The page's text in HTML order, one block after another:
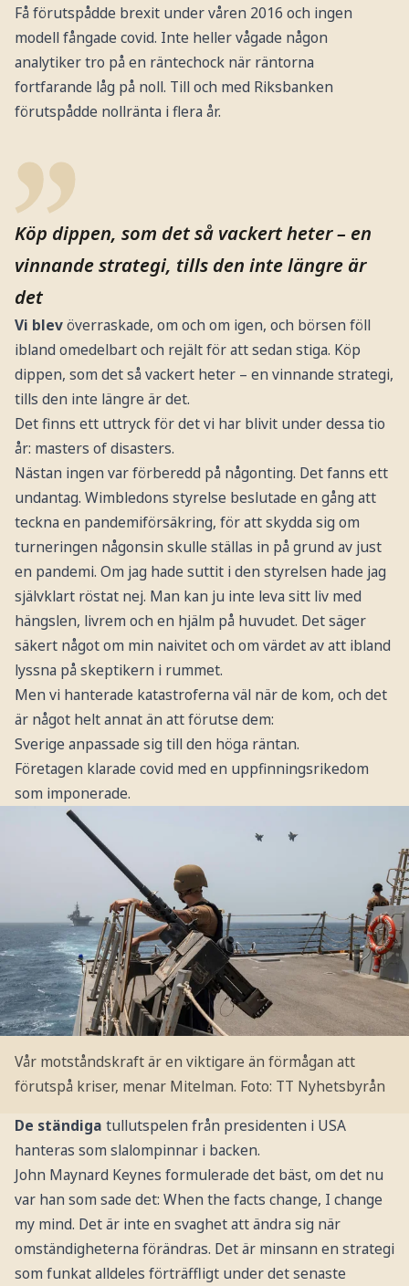
Få förutspådde brexit under våren 2016 och ingen
modell fångade covid. Inte heller vågade någon
analytiker tro på en räntechock när räntorna
fortfarande låg på noll. Till och med Riksbanken
förutspådde nollränta i flera år.
Köp dippen, som det så vackert heter – en
vinnande strategi, tills den inte längre är
det
Vi blevöverraskade, om och om igen, och börsen föll
ibland omedelbart och rejält för att sedan stiga. Köp
dippen, som det så vackert heter – en vinnande strategi,
tills den inte längre är det.
Det finns ett uttryck för det vi har blivit under dessa tio
år: masters of disasters.
Nästan ingen var förberedd på någonting. Det fanns ett
undantag. Wimbledons styrelse beslutade en gång att
teckna en pandemiförsäkring, för att skydda sig om
turneringen någonsin skulle ställas in på grund av just
en pandemi. Om jag hade suttit i den styrelsen hade jag
självklart röstat nej. Man kan ju inte leva sitt liv med
hängslen, livrem och en hjälm på huvudet. Det säger
säkert något om min naivitet och om värdet av att ibland
lyssna på skeptikern i rummet.
Men vi hanterade katastroferna väl när de kom, och det
är något helt annat än att förutse dem:
Sverige anpassade sig till den höga räntan.
Företagen klarade covid med en uppfinningsrikedom
som imponerade.
Vår motståndskraft är en viktigare än förmågan att
förutspå kriser, menar Mitelman. Foto: TT Nyhetsbyrån
De ständiga tullutspelen från presidenten i USA
hanteras som slalompinnar i backen.
John Maynard Keynes formulerade det bäst, om det nu
var han som sade det: When the facts change, I change
my mind. Det är inte en svaghet att ändra sig när
omständigheterna förändras. Det är minsann en strategi
som funkat alldeles förträffligt under det senaste